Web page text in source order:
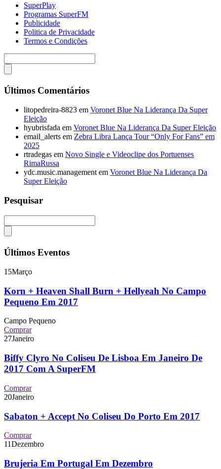
SuperPlay
Programas SuperFM
Publicidade
Politica de Privacidade
Termos e Condições
Últimos Comentários
litopedreira-8823 em Voronet Blue Na Liderança Da Super
Eleição
hyubrisfada em Voronet Blue Na Liderança Da Super Eleição
email_alerts em Zebra Libra Lança Tour “Only For Fans” em
2025
rtradegas em Novo Single e Videoclipe dos Portuenses
RimaRussa
ydc.music.management em Voronet Blue Na Liderança Da
Super Eleição
Pesquisar
Últimos Eventos
15Março
Korn + Heaven Shall Burn + Hellyeah No Campo
Pequeno Em 2017
Campo Pequeno
Comprar
27Janeiro
Biffy Clyro No Coliseu De Lisboa Em Janeiro De
2017 Com A SuperFM
Comprar
20Janeiro
Sabaton + Accept No Coliseu Do Porto Em 2017
Comprar
11Dezembro
Brujeria Em Portugal Em Dezembro